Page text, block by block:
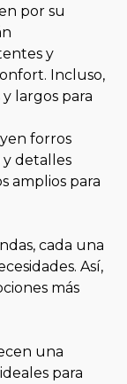
por su
y
Incluso,
largos para
forros
y detalles
amplios para
cada una
Así,
más
una
para